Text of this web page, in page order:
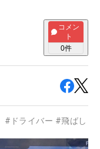
コメン
ト
0件
# ドライバー #飛ばし